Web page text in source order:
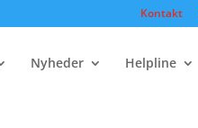
Kontakt
Nyheder Helpline